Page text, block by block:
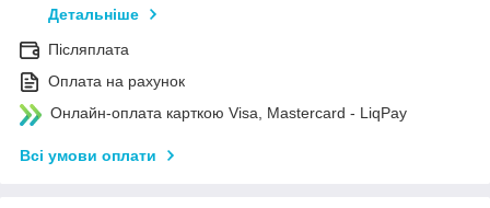
Детальніше
Післяплата
Оплата на рахунок
Онлайн-оплата карткою Visa, Mastercard - LiqPay
Всі умови оплати